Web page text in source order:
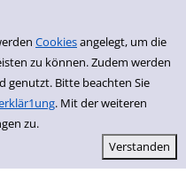
Cookiesangelegt, um die
zu können. Zudem werden
genutzt. Bitte beachten Sie
. Mit der weiteren
zu.